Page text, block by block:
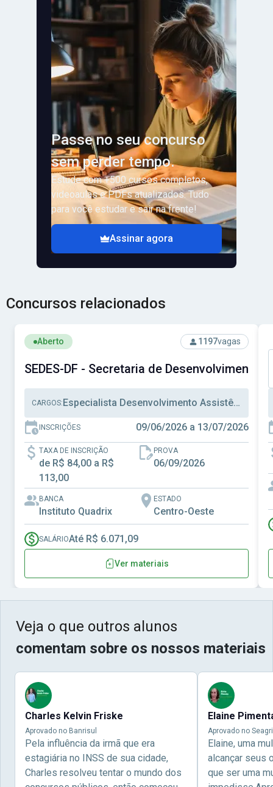
Passe no seu concurso
sem perder tempo.
Estude com +500 cursos completos,
videoaulas e PDFs atualizados. Tudo
para você estudar e sair na frente!
Assinar agora
Concursos relacionados
Ver concurso: SEDES-DF - Secretaria de
Aberto 1197vagas
SEDES-DF - Secretaria de Desenvolvimento
CARGOS: Especialista Desenvolvimento Assistência Social, Técnico Desenvolvimento Assistência Social, Técnico Administrativo
INSCRIÇÕES 09/06/2026 a 13/07/2026
TAXA DE INSCRIÇÃO
de R$ 84,00 a R$
113,00
PROVA
06/09/2026
BANCA
Instituto Quadrix
ESTADO
Centro-Oeste
SALÁRIOAté R$ 6.071,09
Ver materiais
Veja o que outros alunos
comentam sobre os nossos materiais
Charles Kelvin Friske
Aprovado no Banrisul
Pela influência da irmã que era
estagiária no INSS de sua cidade,
Charles resolveu tentar o mundo dos
Elaine
Aprovado no
Elaine, uma
alcançar seus
que ser uma